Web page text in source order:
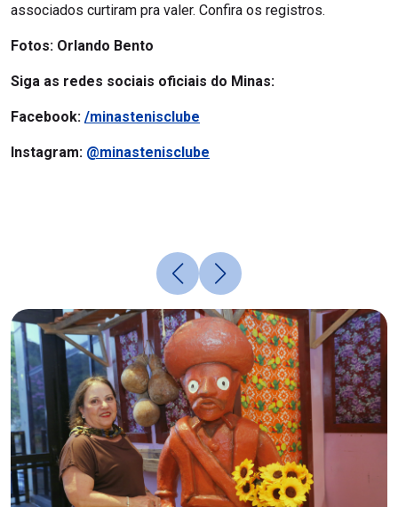
associados curtiram pra valer. Confira os registros.
Fotos: Orlando Bento
Siga as redes sociais oficiais do Minas:
Facebook: /minastenisclube
Instagram: @minastenisclube